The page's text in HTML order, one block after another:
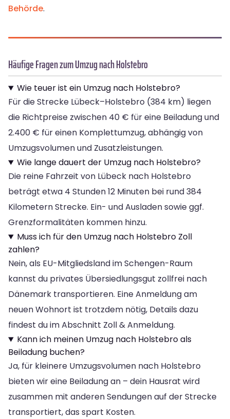
Behörde.
Häufige Fragen zum Umzug nach Holstebro
Wie teuer ist ein Umzug nach Holstebro?
Für die Strecke Lübeck–Holstebro (384 km) liegen
die Richtpreise zwischen 40 € für eine Beiladung und
2.400 € für einen Komplettumzug, abhängig von
Umzugsvolumen und Zusatzleistungen.
Wie lange dauert der Umzug nach Holstebro?
Die reine Fahrzeit von Lübeck nach Holstebro
beträgt etwa 4 Stunden 12 Minuten bei rund 384
Kilometern Strecke. Ein- und Ausladen sowie ggf.
Grenzformalitäten kommen hinzu.
Muss ich für den Umzug nach Holstebro Zoll
zahlen?
Nein, als EU-Mitgliedsland im Schengen-Raum
kannst du privates Übersiedlungsgut zollfrei nach
Dänemark transportieren. Eine Anmeldung am
neuen Wohnort ist trotzdem nötig, Details dazu
findest du im Abschnitt Zoll & Anmeldung.
Kann ich meinen Umzug nach Holstebro als
Beiladung buchen?
Ja, für kleinere Umzugsvolumen nach Holstebro
bieten wir eine Beiladung an – dein Hausrat wird
zusammen mit anderen Sendungen auf der Strecke
transportiert, das spart Kosten.